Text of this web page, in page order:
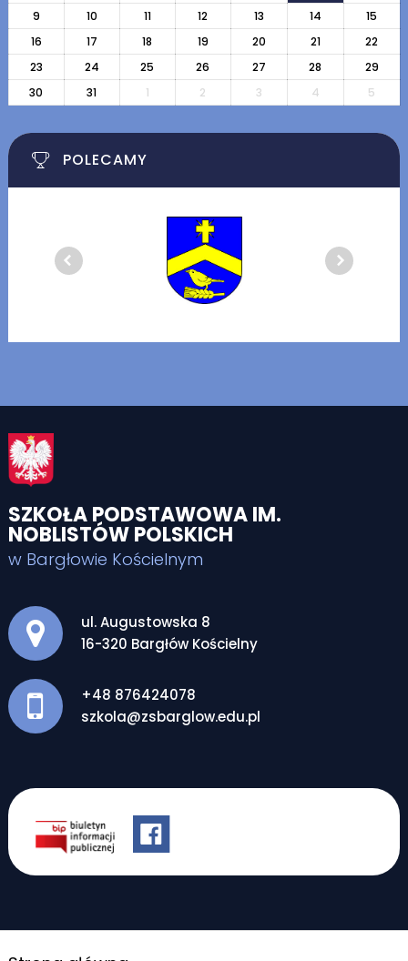
9
10 11 12 13 14
15
16
17 18 19 20 21
22
23
24 25 26 27 28
29
30
31 1 2 3 4 5
POLECAMY
SZKOŁA PODSTAWOWA IM.
NOBLISTÓW POLSKICH
w Bargłowie Kościelnym
Adres pocztowy:
ul. Augustowska 8
16-320 Bargłów Kościelny
+48 876424078
szkola@zsbarglow.edu.pl